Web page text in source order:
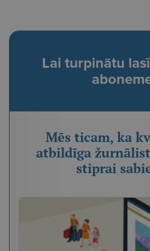
Lai turpinātu
Mēs ticam, ka
atbildīga
stiprai